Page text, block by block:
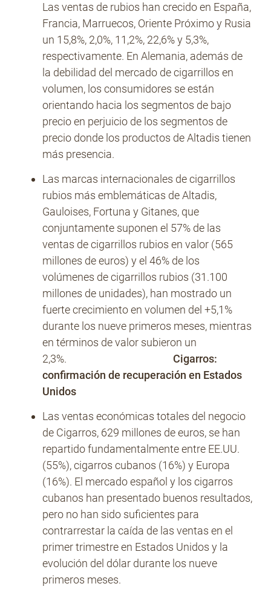
Las ventas de rubios han crecido en España,
Francia, Marruecos, Oriente Próximo y Rusia
un 15,8%, 2,0%, 11,2%, 22,6% y 5,3%,
respectivamente. En Alemania, además de
la debilidad del mercado de cigarrillos en
volumen, los consumidores se están
orientando hacia los segmentos de bajo
precio en perjuicio de los segmentos de
precio donde los productos de Altadis tienen
más presencia.
Las marcas internacionales de cigarrillos
rubios más emblemáticas de Altadis,
Gauloises, Fortuna y Gitanes, que
conjuntamente suponen el 57% de las
ventas de cigarrillos rubios en valor (565
millones de euros) y el 46% de los
volúmenes de cigarrillos rubios (31.100
millones de unidades), han mostrado un
fuerte crecimiento en volumen del +5,1%
durante los nueve primeros meses, mientras
en términos de valor subieron un
2,3%. Cigarros:
confirmación de recuperación en Estados
Unidos
Las ventas económicas totales del negocio
de Cigarros, 629 millones de euros, se han
repartido fundamentalmente entre EE.UU.
(55%), cigarros cubanos (16%) y Europa
(16%). El mercado español y los cigarros
cubanos han presentado buenos resultados,
pero no han sido suficientes para
contrarrestar la caída de las ventas en el
primer trimestre en Estados Unidos y la
evolución del dólar durante los nueve
primeros meses.